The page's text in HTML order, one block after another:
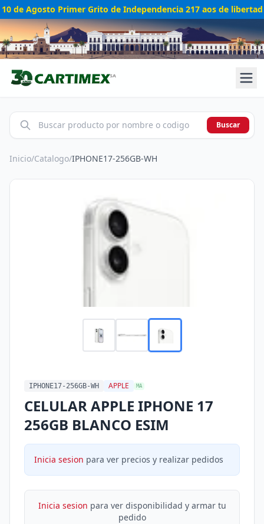
10 de Agosto Primer Grito de Independencia 217 aos de libertad
Buscar
Inicio/Catalogo/IPHONE17-256GB-WH
IPHONE17-256GB-WH APPLE MA
CELULAR APPLE IPHONE 17
256GB BLANCO ESIM
Inicia sesion para ver precios y realizar pedidos
Inicia sesion para ver disponibilidad y armar tu
pedido